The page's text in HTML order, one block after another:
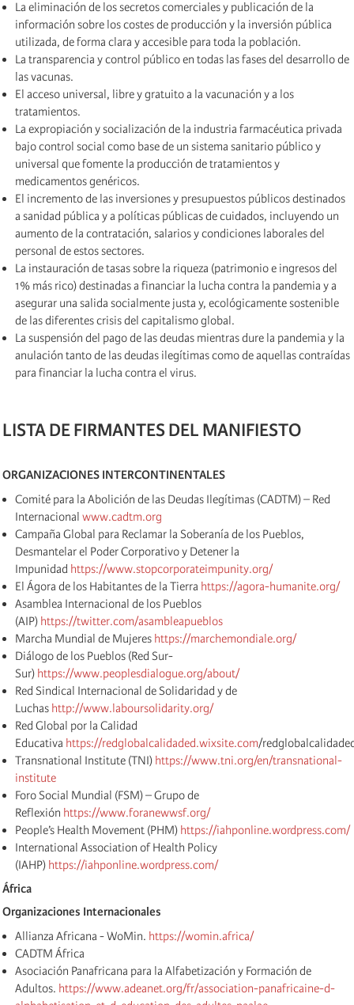
La eliminación de los secretos comerciales y publicación de la
información sobre los costes de producción y la inversión pública
utilizada, de forma clara y accesible para toda la población.
La transparencia y control público en todas las fases del desarrollo de
las vacunas.
El acceso universal, libre y gratuito a la vacunación y a los
tratamientos.
La expropiación y socialización de la industria farmacéutica privada
bajo control social como base de un sistema sanitario público y
universal que fomente la producción de tratamientos y
medicamentos genéricos.
El incremento de las inversiones y presupuestos públicos destinados
a sanidad pública y a políticas públicas de cuidados, incluyendo un
aumento de la contratación, salarios y condiciones laborales del
personal de estos sectores.
La instauración de tasas sobre la riqueza (patrimonio e ingresos del
1% más rico) destinadas a financiar la lucha contra la pandemia y a
asegurar una salida socialmente justa y, ecológicamente sostenible
de las diferentes crisis del capitalismo global.
La suspensión del pago de las deudas mientras dure la pandemia y la
anulación tanto de las deudas ilegítimas como de aquellas contraídas
para financiar la lucha contra el virus.
LISTA DE FIRMANTES DEL MANIFIESTO
ORGANIZACIONES INTERCONTINENTALES
Comité para la Abolición de las Deudas Ilegítimas (CADTM) – Red
Internacional www.cadtm.org
Campaña Global para Reclamar la Soberanía de los Pueblos,
Desmantelar el Poder Corporativo y Detener la
Impunidad https://www.stopcorporateimpunity.org/
El Ágora de los Habitantes de la Tierra https://agora-humanite.org/
Asamblea Internacional de los Pueblos
(AIP) https://twitter.com/asambleapueblos
Marcha Mundial de Mujeres https://marchemondiale.org/
Diálogo de los Pueblos (Red Sur-
Sur) https://www.peoplesdialogue.org/about/
Red Sindical Internacional de Solidaridad y de
Luchas http://www.laboursolidarity.org/
Red Global por la Calidad
Educativa https://redglobalcalidaded.wixsite.com/
Transnational Institute (TNI) https://www.tni.org/en/transnational-
institute
Foro Social Mundial (FSM) – Grupo de
Reflexión https://www.foranewwsf.org/
People’s Health Movement (PHM) https://iahponline.wordpress.com/
International Association of Health Policy
(IAHP) https://iahponline.wordpress.com/
África
Organizaciones Internacionales
Allianza Africana - WoMin. https://womin.africa/
CADTM África
Asociación Panafricana para la Alfabetización y Formación de
Adultos. https://www.adeanet.org/fr/association-panafricaine-d-